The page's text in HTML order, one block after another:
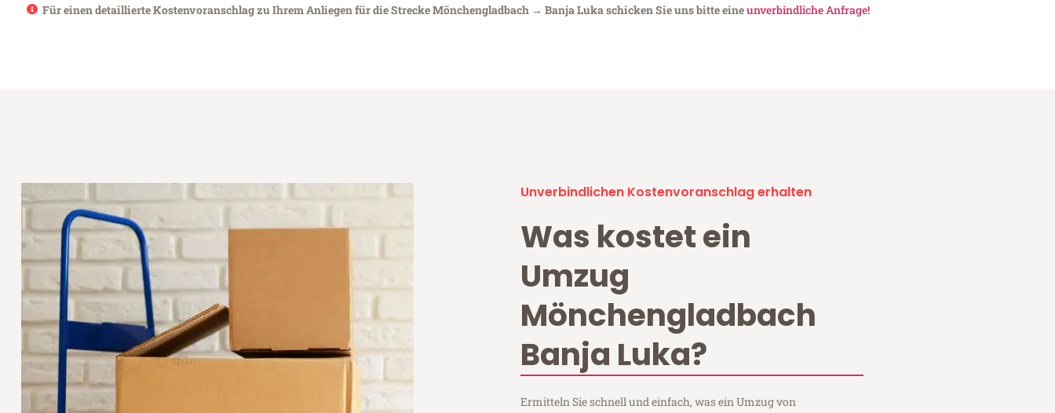
Für einen detaillierte Kostenvoranschlag zu Ihrem Anliegen für die Strecke Mönchengladbach → Banja Luka schicken Sie uns bitte eineunverbindliche Anfrage!
Unverbindlichen Kostenvoranschlag erhalten
Was kostet ein
Umzug
Mönchengladbach
Banja Luka?
Ermitteln Sie schnell und einfach, was ein Umzug von